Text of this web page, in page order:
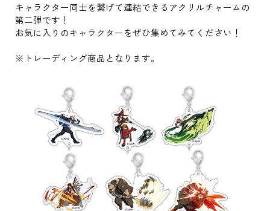
キャラクター同士を繋げて連結できるアクリルチャームの
第二弾です！
お気に入りのキャラクターをぜひ集めてみてください！
※トレーディング商品となります。